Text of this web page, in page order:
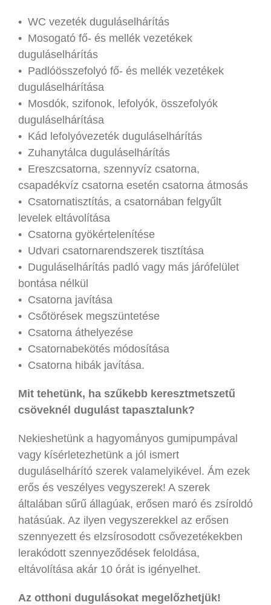
• WC vezeték duguláselhárítás
• Mosogató fő- és mellék vezetékek
duguláselhárítás
• Padlóösszefolyó fő- és mellék vezetékek
duguláselhárítása
• Mosdók, szifonok, lefolyók, összefolyók
duguláselhárítása
• Kád lefolyóvezeték duguláselhárítás
• Zuhanytálca duguláselhárítás
• Ereszcsatorna, szennyvíz csatorna,
csapadékvíz csatorna esetén csatorna átmosás
• Csatornatisztítás, a csatornában felgyűlt
levelek eltávolítása
• Csatorna gyökértelenítése
• Udvari csatornarendszerek tisztítása
• Duguláselhárítás padló vagy más járófelület
bontása nélkül
• Csatorna javítása
• Csőtörések megszüntetése
• Csatorna áthelyezése
• Csatornabekötés módosítása
• Csatorna hibák javítása.
Mit tehetünk, ha szűkebb keresztmetszetű
csöveknél dugulást tapasztalunk?
Nekieshetünk a hagyományos gumipumpával
vagy kísérletezhetünk a jól ismert
duguláselhárító szerek valamelyikével. Ám ezek
erős és veszélyes vegyszerek! A szerek
általában sűrű állagúak, erősen maró és zsíroldó
hatásúak. Az ilyen vegyszerekkel az erősen
szennyezett és elzsírosodott csővezetékekben
lerakódott szennyeződések feloldása,
eltávolítása akár 10 órát is igényelhet.
Az otthoni dugulásokat megelőzhetjük!